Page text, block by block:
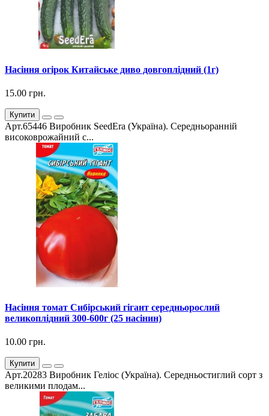
Насіння огірок Китайське диво довгоплідний (1г)
15.00 грн.
Купити
Арт.65446 Виробник SeedEra (Україна). Середньоранній
високоврожайний с...
Насіння томат Сибірський гігант середньорослий
великоплідний 300-600г (25 насінин)
10.00 грн.
Купити
Арт.20283 Виробник Геліос (Україна). Середньостиглий сорт з
великими плодам...